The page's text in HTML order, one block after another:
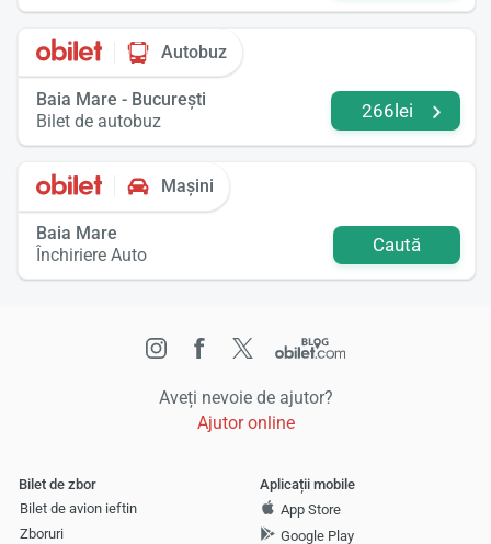
Autobuz
Baia Mare - București
Bilet de autobuz
266lei
Mașini
Baia Mare
Închiriere Auto
Caută
Aveți nevoie de ajutor?
Ajutor online
Bilet de zbor
Bilet de avion ieftin
Zboruri
Aplicații mobile
App Store
Google Play